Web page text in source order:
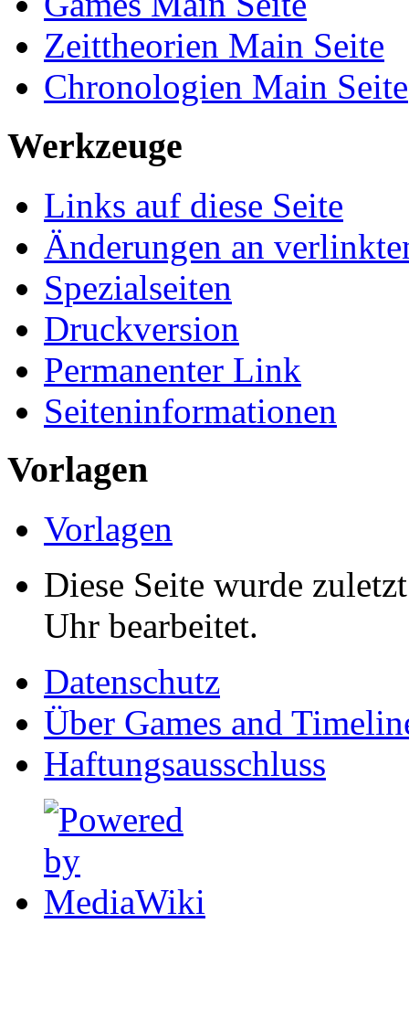
Zeittheorien Main Seite
Chronologien Main Seite
Werkzeuge
Links auf diese Seite
Änderungen an
Spezialseiten
Druckversion
Permanenter Link
Seiten­informationen
Vorlagen
Vorlagen
Diese Seite wurde
Uhr bearbeitet.
Datenschutz
Über Games and
Haftungsausschluss